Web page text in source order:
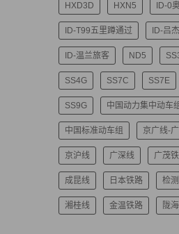
HXD3D HXN5 ID-0
ID-T99五里蹲通过 ID-吕
ID-温兰旅客 ND5
SS4G SS7C SS7E
SS9G 中国动力集中动车
中国标准动车组 京广线-
京沪线 广深线 广茂
成昆线 日本铁路 检
湘桂线 金温铁路 陇